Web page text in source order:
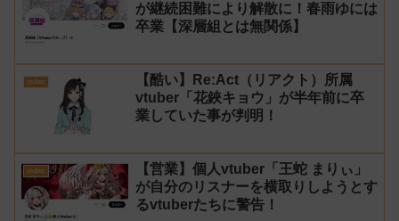
が継続困難により解散に！春雨ゆには
卒業【深層組とは無関係】
vtuber
【酷い】Re:Act（リアクト）所属
vtuber「花鋏キョウ」が半年前に卒
業していた事が判明！
vtuber
【営業】個人vtuber「王蛇 まりぃ」
が自分のリスナーを横取りしようとす
るvtuberたちに警告！